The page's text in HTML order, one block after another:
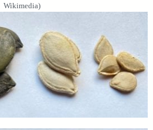
Wikimedia)